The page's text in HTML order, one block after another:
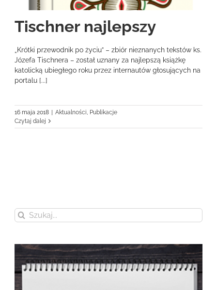
Tischner najlepszy
„Krótki przewodnik po życiu” – zbiór nieznanych tekstów ks.
Józefa Tischnera – został uznany za najlepszą książkę
katolicką ubiegłego roku przez internautów głosujących na
portalu [...]
16 maja 2018 Aktualności, Publikacje
Czytaj dalej
Szukaj